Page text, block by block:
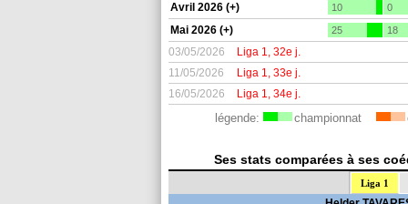
Avril 2026 (+) 10 0
Mai 2026 (+) 25 18
03/05/2026 Liga 1, 32e j.
11/05/2026
Liga 1, 33e j.
16/05/2026
Liga 1, 34e j.
légende: championnat
Ses stats comparées à ses
Liga 1